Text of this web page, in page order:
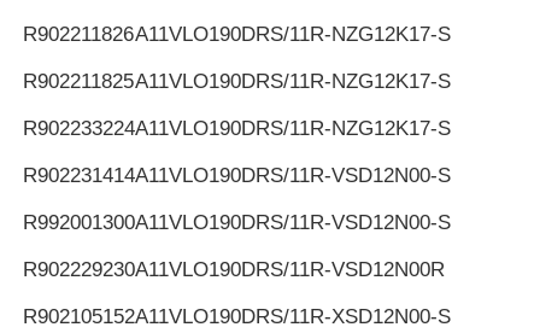
R902211826A11VLO190DRS/11R-NZG12K17-S
R902211825A11VLO190DRS/11R-NZG12K17-S
R902233224A11VLO190DRS/11R-NZG12K17-S
R902231414A11VLO190DRS/11R-VSD12N00-S
R992001300A11VLO190DRS/11R-VSD12N00-S
R902229230A11VLO190DRS/11R-VSD12N00R
R902105152A11VLO190DRS/11R-XSD12N00-S